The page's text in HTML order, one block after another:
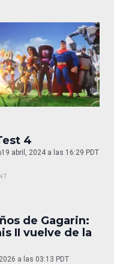
4
19 abril, 2024 a las 16:29 PDT
de Gagarin:
II vuelve de la
a las 03:13 PDT